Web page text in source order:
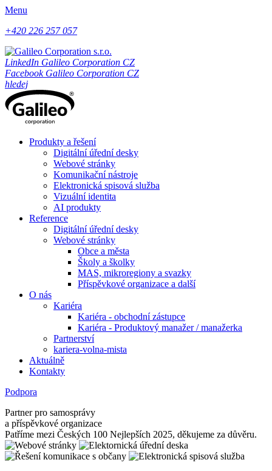
Menu
+420 226 257 057
LinkedIn Galileo Corporation CZ
Facebook Galileo Corporation CZ
hledej
Produkty a řešení
Digitální úřední desky
Webové stránky
Komunikační nástroje
Elektronická spisová služba
Vizuální identita
AI produkty
Reference
Digitální úřední desky
Webové stránky
Obce a města
Školy a školky
MAS, mikroregiony a svazky
Příspěvkové organizace a další
O nás
Kariéra
Kariéra - obchodní zástupce
Kariéra - Produktový manažer / manažerka
Partnerství
kariera-volna-mista
Aktuálně
Kontakty
Podpora
Partner pro samosprávy
a příspěvkové organizace
Patříme mezi Českých 100 Nejlepších 2025, děkujeme za důvěru.